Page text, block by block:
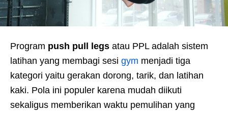
Program push pull legs atau PPL adalah sistem
latihan yang membagi sesi gym menjadi tiga
kategori yaitu gerakan dorong, tarik, dan latihan
kaki. Pola ini populer karena mudah diikuti
sekaligus memberikan waktu pemulihan yang